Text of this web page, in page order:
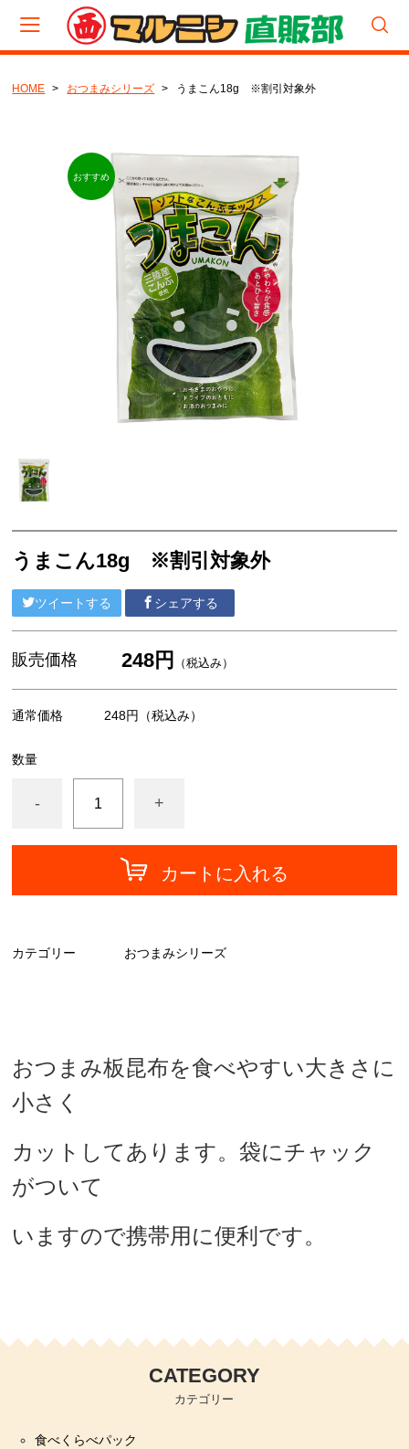
食べくらべパック
生（塩蔵品）セット
おつまみシリーズ
乾物
おみそ汁
焼きのり
その他
HOME おつまみシリーズ うまこん18g ※割引対象外
うまこん18g ※割引対象外
ツイートする シェアする
販売価格 248円 （税込み）
通常価格 248円 （税込み）
数量
- +
カートに入れる
カテゴリー おつまみシリーズ
おつまみ板昆布を食べやすい大きさに
小さく
カットしてあります。袋にチャック
がついて
いますので携帯用に便利です。
CATEGORY
カテゴリー
食べくらべパック